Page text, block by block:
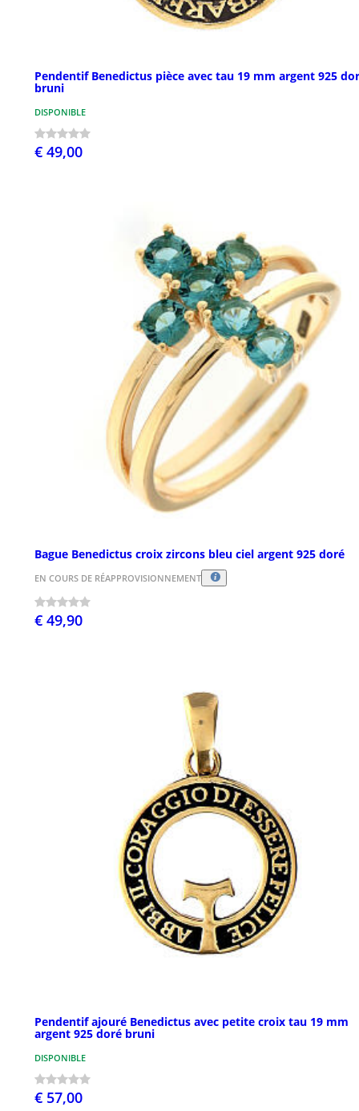
Pendentif Benedictus pièce avec tau 19 mm argent 925
bruni
DISPONIBLE
€ 49,00
Bague Benedictus croix zircons bleu ciel argent 925 doré
EN COURS DE RÉAPPROVISIONNEMENT
€ 49,90
Pendentif ajouré Benedictus avec petite croix tau 19 mm
argent 925 doré bruni
DISPONIBLE
€ 57,00